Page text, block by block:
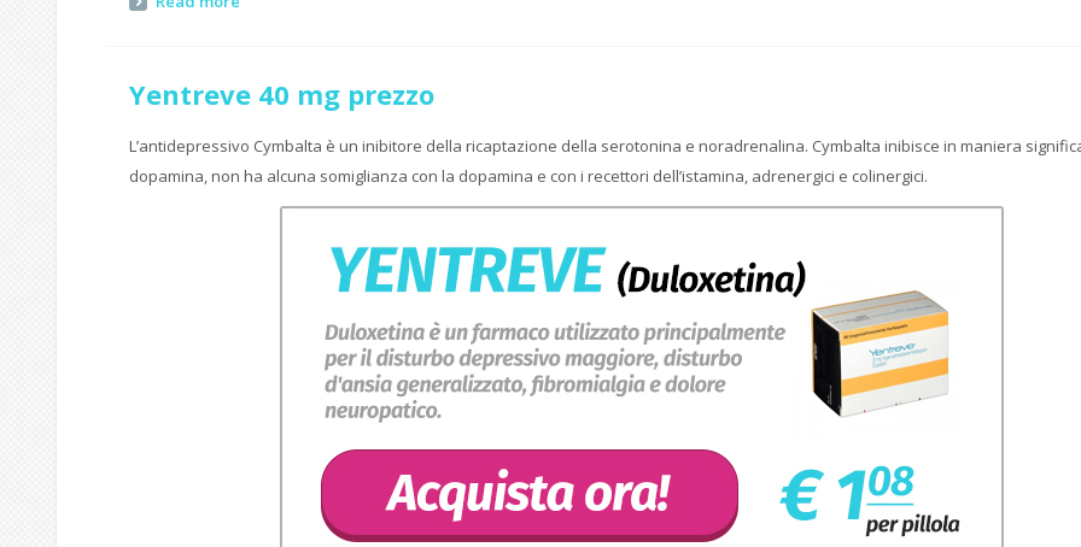
Yentreve 40 mg prezzo
L’antidepressivo Cymbalta è un inibitore della ricaptazione della serotonina e noradrenalina. Cymbalta inibisce in maniera
dopamina, non ha alcuna somiglianza con la dopamina e con i recettori dell’istamina, adrenergici e colinergici.